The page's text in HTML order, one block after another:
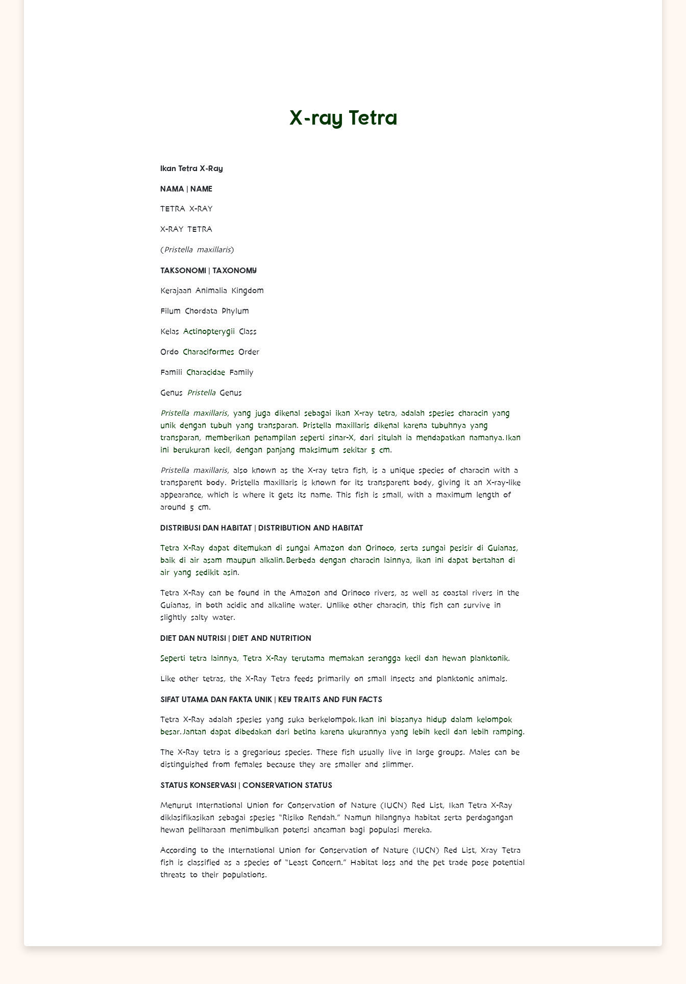
X-ray Tetra
Ikan Tetra X-Ray
NAMA | NAME
TETRA X-RAY
X-RAY TETRA
(Pristella maxillaris)
TAKSONOMI | TAXONOMY
Kerajaan Animalia Kingdom
Filum Chordata Phylum
Kelas Actinopterygii Class
Ordo Characiformes Order
Famili CharacidaeFamily
Genus PristellaGenus
Pristella maxillaris, yang juga dikenal sebagai ikan X-ray tetra, adalah spesies characin yang
unik dengan tubuh yang transparan. Pristella maxillaris dikenal karena tubuhnya yang
transparan, memberikan penampilan seperti sinar-X, dari situlah ia mendapatkan namanya. Ikan
ini berukuran kecil, dengan panjang maksimum sekitar 5 cm.
Pristella maxillaris, also known as the X-ray tetra fish, is a unique species of characin with a
transparent body. Pristella maxillaris is known for its transparent body, giving it an X-ray-like
appearance, which is where it gets its name. This fish is small, with a maximum length of
around 5 cm.
DISTRIBUSI DAN HABITAT | DISTRIBUTION AND HABITAT
Tetra X-Ray dapat ditemukan di sungai Amazon dan Orinoco, serta sungai pesisir di Guianas,
baik di air asam maupun alkalin. Berbeda dengan characin lainnya, ikan ini dapat bertahan di
air yang sedikit asin.
Tetra X-Ray can be found in the Amazon and Orinoco rivers, as well as coastal rivers in the
Guianas, in both acidic and alkaline water. Unlike other characin, this fish can survive in
slightly salty water.
DIET DAN NUTRISI | DIET AND NUTRITION
Seperti tetra lainnya, Tetra X-Ray terutama memakan serangga kecil dan hewan planktonik.
Like other tetras, the X-Ray Tetra feeds primarily on small insects and planktonic animals.
SIFAT UTAMA DAN FAKTA UNIK | KEY TRAITS AND FUN FACTS
Tetra X-Ray adalah spesies yang suka berkelompok. Ikan ini biasanya hidup dalam kelompok
besar. Jantan dapat dibedakan dari betina karena ukurannya yang lebih kecil dan lebih ramping.
The X-Ray tetra is a gregarious species. These fish usually live in large groups. Males can be
distinguished from females because they are smaller and slimmer.
STATUS KONSERVASI | CONSERVATION STATUS
Menurut International Union for Conservation of Nature (IUCN) Red List, Ikan Tetra X-Ray
diklasifikasikan sebagai spesies “Risiko Rendah.” Namun hilangnya habitat serta perdagangan
hewan peliharaan menimbulkan potensi ancaman bagi populasi mereka.
According to the International Union for Conservation of Nature (IUCN) Red List, Xray Tetra
fish is classified as a species of “Least Concern.” Habitat loss and the pet trade pose potential
threats to their populations.